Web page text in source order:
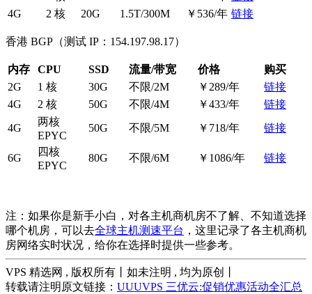
4G
2 核 20G 1.5T/300M ￥536/年 链接
香港 BGP（测试 IP：154.197.98.17）
内存 CPU SSD 流量/带宽 价格
购买
2G
1 核 30G 不限/2M ￥289/年
链接
4G
2 核 50G 不限/4M ￥433/年
链接
4G
两核
EPYC
50G 不限/5M ￥718/年 链接
6G
四核
EPYC
80G 不限/6M ￥1086/年 链接
注：如果你是新手小白，对各主机商机房不了解、不知道选择
哪个机房，可以去全球主机测速平台 ，这里记录了各主机商机
房网络实时状况，给你在选择时提供一些参考。
VPS 精选网 , 版权所有丨如未注明 , 均为原创丨
转载请注明原文链接： UUUVPS 三优云:促销优惠活动全汇总